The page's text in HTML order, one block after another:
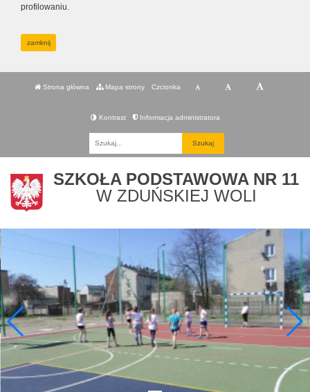
profilowaniu.
zamknij
Strona główna Mapa strony Czcionka
Kontrast Informacja administratora
SZKOŁA PODSTAWOWA NR 11
W ZDUŃSKIEJ WOLI